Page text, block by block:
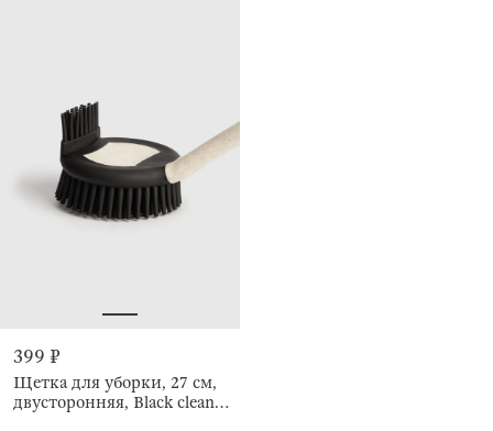
399 ₽
Щетка для уборки, 27 см,
двусторонняя, Black clean